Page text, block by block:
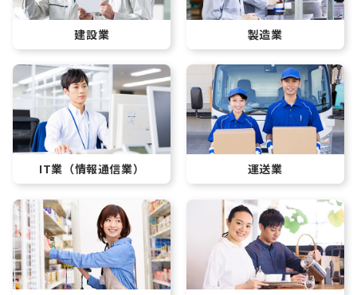
建設業 製造業
IT業 （情報通信業） 運送業